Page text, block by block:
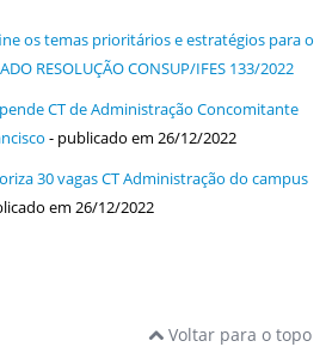
os temas prioritários e estratégios para o
RESOLUÇÃO CONSUP/IFES 133/2022
CT de Administração Concomitante
- publicado em 26/12/2022
30 vagas CT Administração do campus
em 26/12/2022
Voltar para o topo